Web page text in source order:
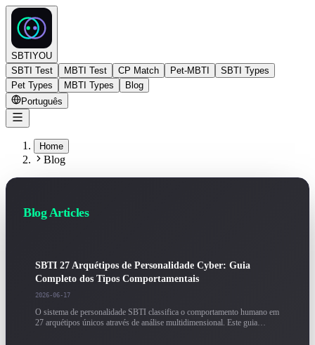
SBTIYOU
SBTI Test
MBTI Test CP Match Pet-MBTI
SBTI Types
Pet Types
MBTI Types
Blog
Português
Home
Blog
Blog Articles
SBTI 27 Arquétipos de Personalidade Cyber: Guia
Completo dos Tipos Comportamentais
2026-06-17
O sistema de personalidade SBTI classifica o comportamento humano em
27 arquétipos únicos através de análise multidimensional. Este guia